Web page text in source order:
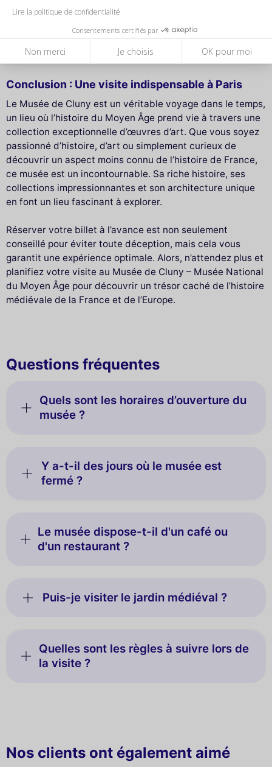
Lire la politique de confidentialité
Consentements certifiés par
Non merci Je choisis OK pour moi
également être laissées à l'entrée pour éviter toute gêne
consulter son règlement de visite, disponible à l’entrée du
musée ou en version numérique.
Conclusion : Une visite indispensable à Paris
Le Musée de Cluny est un véritable voyage dans le temps,
un lieu où l’histoire du Moyen Âge prend vie à travers une
collection exceptionnelle d’œuvres d’art. Que vous soyez
passionné d’histoire, d’art ou simplement curieux de
découvrir un aspect moins connu de l’histoire de France,
ce musée est un incontournable. Sa riche histoire, ses
collections impressionnantes et son architecture unique
en font un lieu fascinant à explorer.
Réserver votre billet à l’avance est non seulement
conseillé pour éviter toute déception, mais cela vous
garantit une expérience optimale. Alors, n’attendez plus et
planifiez votre visite au Musée de Cluny – Musée National
du Moyen Âge pour découvrir un trésor caché de l’histoire
médiévale de la France et de l’Europe.
Questions fréquentes
Quels sont les horaires d’ouverture du
musée ?
Y a-t-il des jours où le musée est
fermé ?
Le musée dispose-t-il d'un café ou
d'un restaurant ?
Puis-je visiter le jardin médiéval ?
Quelles sont les règles à suivre lors de
la visite ?
Nos clients ont également aimé